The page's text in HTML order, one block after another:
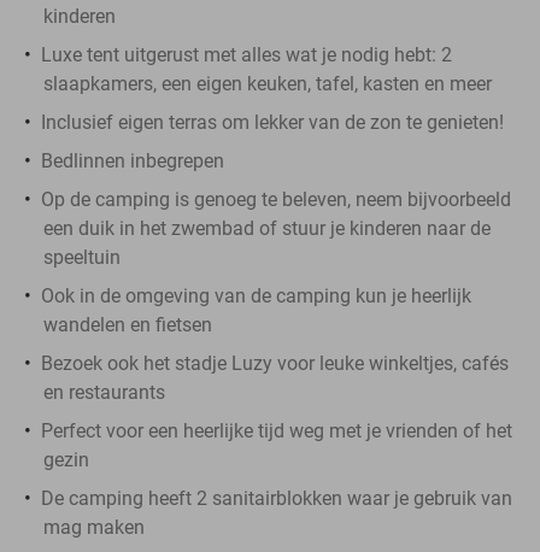
kinderen
Luxe tent uitgerust met alles wat je nodig hebt: 2
slaapkamers, een eigen keuken, tafel, kasten en meer
Inclusief eigen terras om lekker van de zon te genieten!
Bedlinnen inbegrepen
Op de camping is genoeg te beleven, neem bijvoorbeeld
een duik in het zwembad of stuur je kinderen naar de
speeltuin
Ook in de omgeving van de camping kun je heerlijk
wandelen en fietsen
Bezoek ook het stadje Luzy voor leuke winkeltjes, cafés
en restaurants
Perfect voor een heerlijke tijd weg met je vrienden of het
gezin
De camping heeft 2 sanitairblokken waar je gebruik van
mag maken